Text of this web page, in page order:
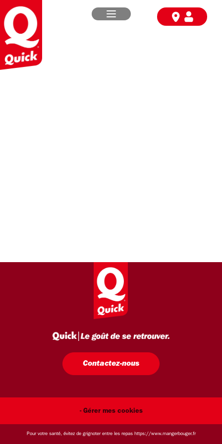
Contactez-nous
- Gérer mes cookies
Pour votre santé, évitez de grignoter entre les repas https://www.mangerbouger.fr